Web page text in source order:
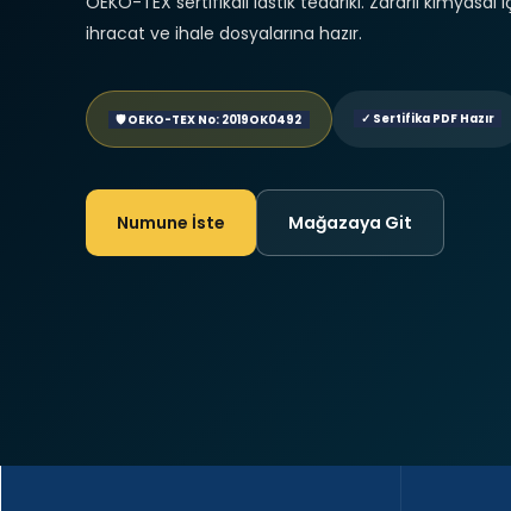
ihracat ve ihale dosyalarına hazır.
🛡 OEKO-TEX No: 2019OK0492 ✓ Sertifika PDF Hazır
Numune İste Mağazaya Git